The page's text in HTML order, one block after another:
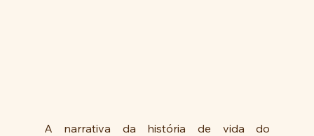
A narrativa da história de vida do